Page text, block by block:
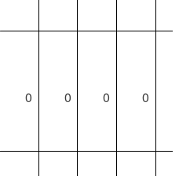
0 0 0 0